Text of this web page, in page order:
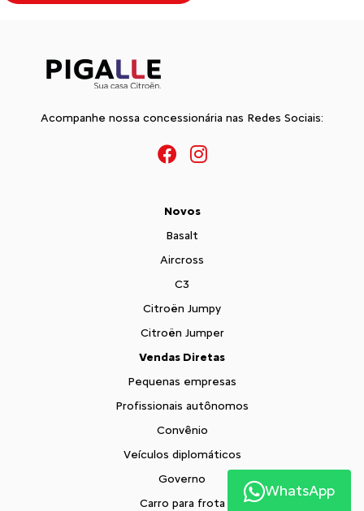
Acompanhe nossa concessionária nas Redes Sociais:
Novos
Basalt
Aircross
C3
Citroën Jumpy
Citroën Jumper
Vendas Diretas
Pequenas empresas
Profissionais autônomos
Convênio
Veículos diplomáticos
Governo
Carro para frota
WhatsApp